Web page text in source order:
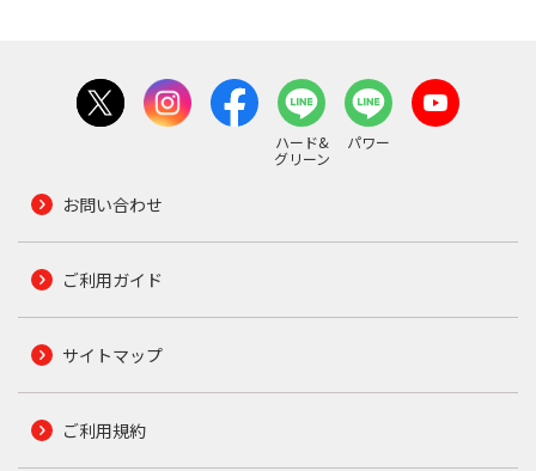
ハード&
グリーン
パワー
お問い合わせ
ご利用ガイド
サイトマップ
ご利用規約